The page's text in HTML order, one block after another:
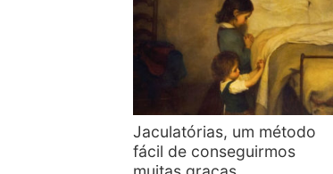
Jaculatórias, um método
fácil de conseguirmos